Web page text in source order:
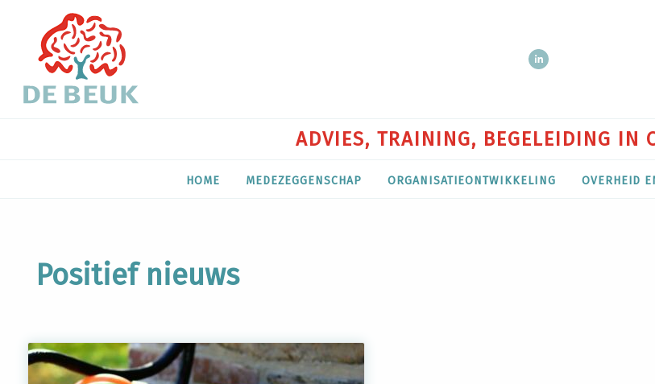
ADVIES, TRAINING, BEGELEIDING IN
HOME MEDEZEGGENSCHAP ORGANISATIEONTWIKKELING OVERHEID
Positief nieuws